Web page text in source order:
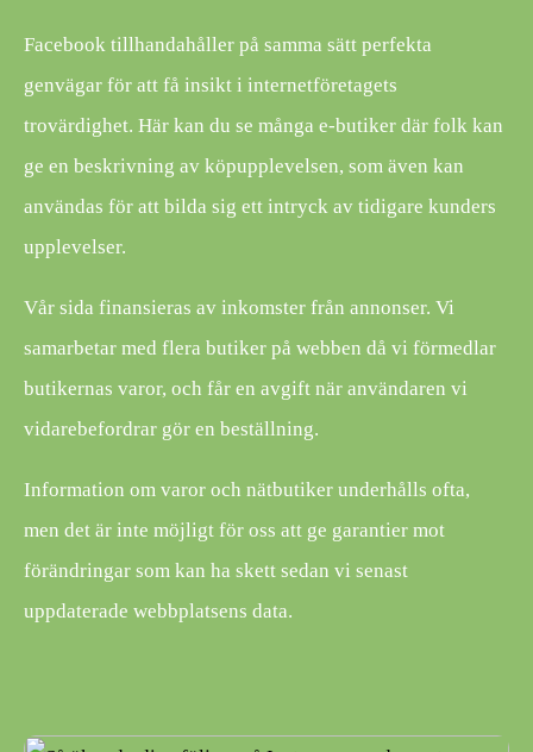
Facebook tillhandahåller på samma sätt perfekta
genvägar för att få insikt i internetföretagets
trovärdighet. Här kan du se många e-butiker där folk kan
ge en beskrivning av köpupplevelsen, som även kan
användas för att bilda sig ett intryck av tidigare kunders
upplevelser.
Vår sida finansieras av inkomster från annonser. Vi
samarbetar med flera butiker på webben då vi förmedlar
butikernas varor, och får en avgift när användaren vi
vidarebefordrar gör en beställning.
Information om varor och nätbutiker underhålls ofta,
men det är inte möjligt för oss att ge garantier mot
förändringar som kan ha skett sedan vi senast
uppdaterade webbplatsens data.